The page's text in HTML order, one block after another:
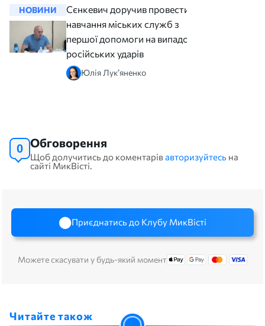
НОВИНИ
Сєнкевич доручив провести
навчання міських служб з
першої допомоги на випадок
російських ударів
Юлія Лук’яненко
0 Обговорення
Щоб долучитись до коментарівавторизуйтесь на
сайті МикВісті.
Приєднатись до Клубу МикВісті
Можете скасувати у будь-який момент
Читайте також